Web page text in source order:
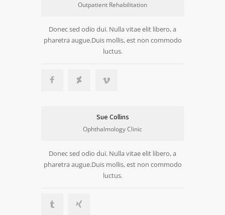
Outpatient Rehabilitation
Donec sed odio dui. Nulla vitae elit libero, a
pharetra augue.Duis mollis, est non commodo
luctus.
Sue Collins
Ophthalmology Clinic
Donec sed odio dui. Nulla vitae elit libero, a
pharetra augue.Duis mollis, est non commodo
luctus.